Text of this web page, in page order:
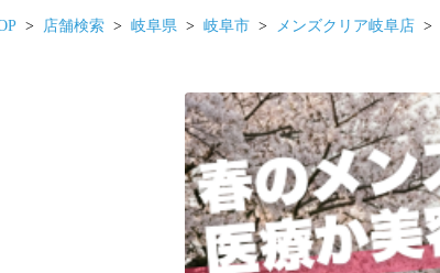
メニュー・料金
店舗検索 岐阜県 岐阜市 メンズクリア岐阜店